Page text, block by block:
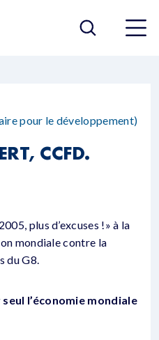
pour le développement)
CCFD.
plus d’excuses !» à la
mondiale contre la
du G8.
l’économie mondiale